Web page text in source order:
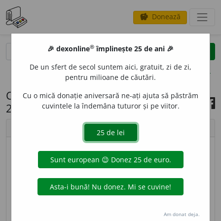
savings Donează
opțiuni
Cuvântul zilei, 14 ianuarie
2023
imagine ©Andrea Homorodean
E s. f. Înclinare, tendință de a vorbi mult și
fără rost; vorbărie, flecăreală, locvacitate. –Limbut
🎉 dexonline® împlinește 25 de ani 🎉
De un sfert de secol suntem aici, gratuit, zi de zi,
pentru milioane de căutări.
Cu o mică donație aniversară ne-ați ajuta să păstrăm
cuvintele la îndemâna tuturor și pe viitor.
Am donat deja.